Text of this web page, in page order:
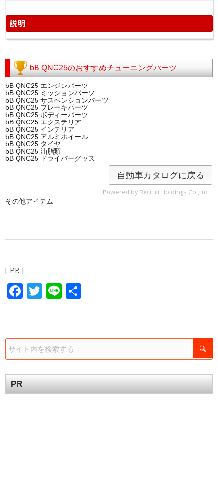
説明
bB QNC25のおすすめチューニングパーツ
bB QNC25 エンジンパーツ
bB QNC25 ミッションパーツ
bB QNC25 サスペンションパーツ
bB QNC25 ブレーキパーツ
bB QNC25 ボディーパーツ
bB QNC25 エクステリア
bB QNC25 インテリア
bB QNC25 アルミホイール
bB QNC25 タイヤ
bB QNC25 油脂類
bB QNC25 ドライバーグッズ
自動車カタログに戻る
Powered by Recruit Holdings Co.,Ltd
その他アイテム
[ PR ]
Facebook
Twitter
Line
PR